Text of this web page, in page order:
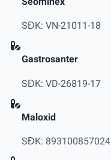
SĐK: VN-21011-18
Gastrosanter
SĐK: VD-26819-17
Maloxid
SĐK: 893100857024